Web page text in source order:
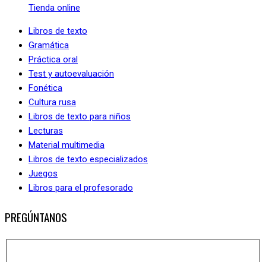
Tienda online
Libros de texto
Gramática
Práctica oral
Test y autoevaluación
Fonética
Cultura rusa
Libros de texto para niños
Lecturas
Material multimedia
Libros de texto especializados
Juegos
Libros para el profesorado
PREGÚNTANOS